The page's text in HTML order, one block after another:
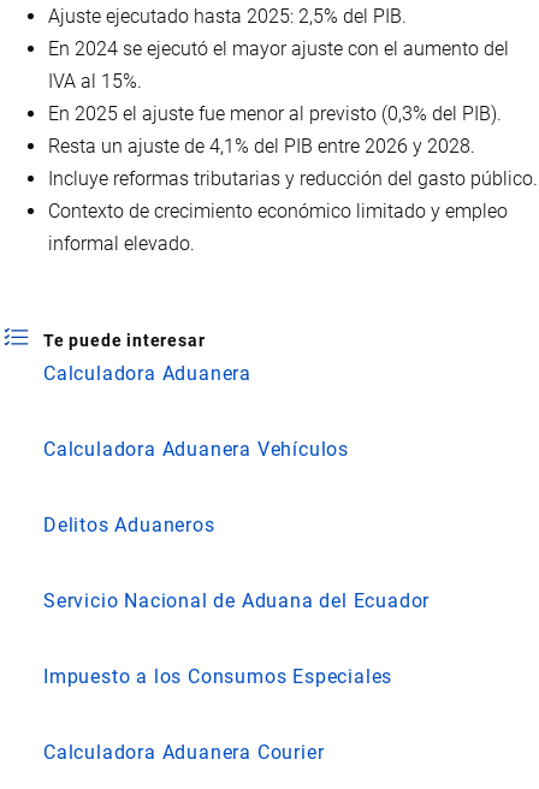
Ajuste ejecutado hasta 2025: 2,5% del PIB.
En 2024 se ejecutó el mayor ajuste con el aumento del
IVA al 15%.
En 2025 el ajuste fue menor al previsto (0,3% del PIB).
Resta un ajuste de 4,1% del PIB entre 2026 y 2028.
Incluye reformas tributarias y reducción del gasto público.
Contexto de crecimiento económico limitado y empleo
informal elevado.
Te puede interesar
Calculadora Aduanera
Calculadora Aduanera Vehículos
Delitos Aduaneros
Servicio Nacional de Aduana del Ecuador
Impuesto a los Consumos Especiales
Calculadora Aduanera Courier